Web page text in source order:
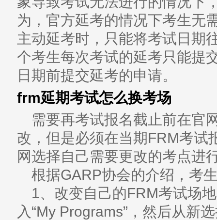
为，官方延考的情况下考生无
主动延考时，只能将考试日期
个考生每次考试的延考只能提
日期前提交延考的申请。
frm延期考试怎么换考场
需要再考试报名截止前在官
改，但是必须在当期FRM考试
网选择自己需要更改的考点进
根据GARP协会的介绍，考
1、改变自己的FRM考试场
入“My Programs”，然后从新